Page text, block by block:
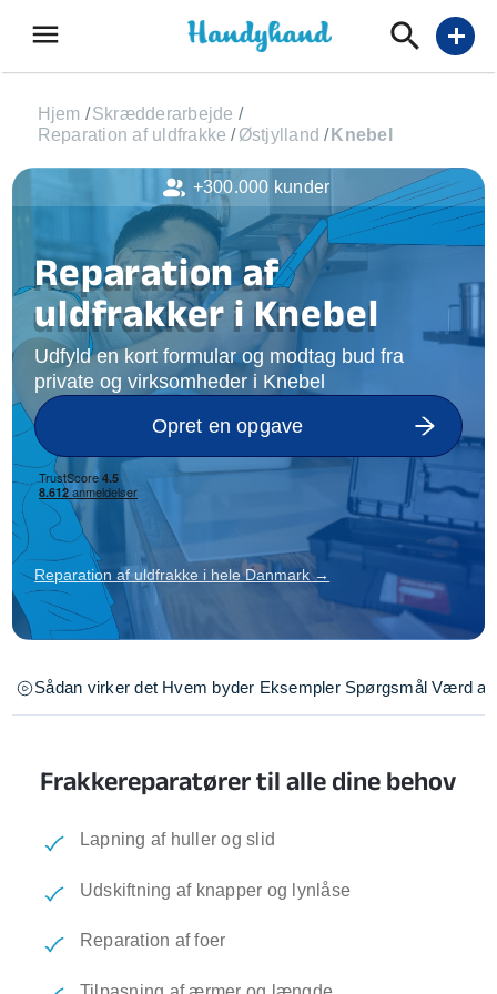
menu add
Hjem /Skrædderarbejde /
Reparation af uldfrakke / Østjylland / Knebel
Reparation af
uldfrakker i Knebel
Udfyld en kort formular og modtag bud fra
private og virksomheder i Knebel
Opret en opgave
Reparation af uldfrakke i hele Danmark →
Sådan virker det Hvem byder Eksempler Spørgsmål Værd at
Frakkereparatører til alle dine behov
Lapning af huller og slid
Udskiftning af knapper og lynlåse
Reparation af foer
+300.000 kunder